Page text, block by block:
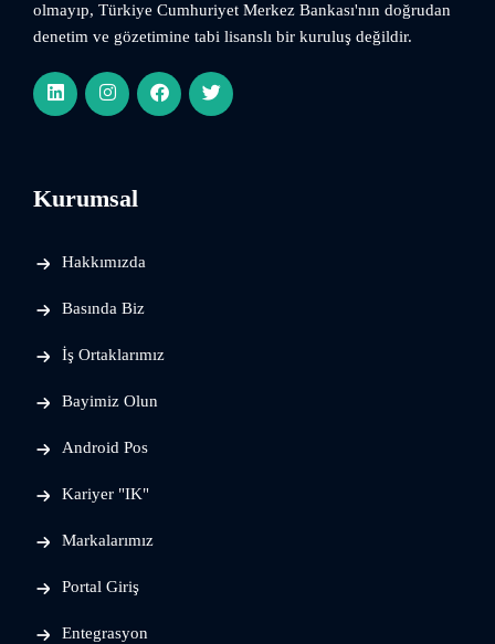
olmayıp, Türkiye Cumhuriyet Merkez Bankası'nın doğrudan
denetim ve gözetimine tabi lisanslı bir kuruluş değildir.
Kurumsal
Hakkımızda
Basında Biz
İş Ortaklarımız
Bayimiz Olun
Android Pos
Kariyer "IK"
Markalarımız
Portal Giriş
Entegrasyon